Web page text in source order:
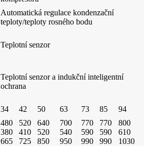
Automatická regulace kondenzační
teploty/teploty rosného bodu
Teplotní senzor
Teplotní senzor a indukční inteligentní
ochrana
34 42 50 63 73 85 94
480 520 640 700 770 770
800
380 410 520 540 590 590
610
665 725 850 950 990 990 1030